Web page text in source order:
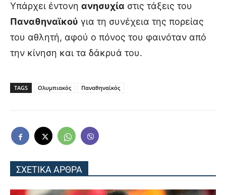
Υπάρχει έντονη ανησυχία στις τάξεις του
Παναθηναϊκού για τη συνέχεια της πορείας
του αθλητή, αφού ο πόνος του φαινόταν από
την κίνηση και τα δάκρυά του.
TAGS Ολυμπιακός Παναθηναϊκός
ΣΧΕΤΙΚΑ ΑΡΘΡΑ